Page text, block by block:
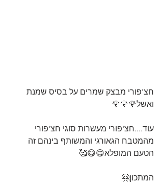
חצ'פורי מבצק שמרים על בסיס שמנת
ואשל🌹🌹🌹
עוד....חצ'פורי מעשרות סוגי חצ'פורי
מהמטבח הגאורגי והמשותף בינהם זה
הטעם המופלא😋😋🥰
המתכון🤗